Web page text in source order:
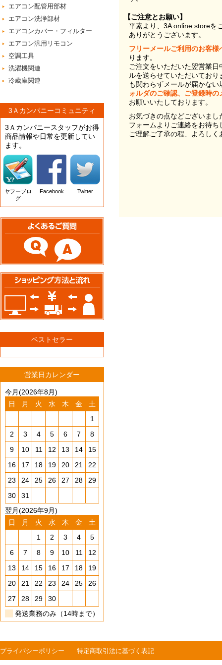
エアコン配管用部材
エアコン洗浄部材
エアコンカバー・フィルター
エアコン汎用リモコン
空調工具
洗濯機関連
冷蔵庫関連
3Ａカンパニーコミュニティ
3Ａカンパニースタッフがお得
商品情報や日常を更新してい
ます。
ヤフーブロ
グ
Facebook Twitter
ベストセラー
営業日カレンダー
今月(2026年8月)
日
月 火 水 木 金
土
1
2
3 4 5 6 7
8
9
10 11 12 13 14
15
16
17 18 19 20 21
22
23
24 25 26 27 28
29
30
31
翌月(2026年9月)
日
月 火 水 木 金
土
1
2 3 4
5
6
7 8 9 10 11
12
13
14 15 16 17 18
19
20
21 22 23 24 25
26
27
28 29
30
発送業務のみ（14時まで）
【ご注意とお願い】
平素より、3A online storeを
ありがとうございます。
フリーメールご利用のお客様
ります。
ご注文をいただいた翌営業
ルを送らせていただいてお
も関わらずメールが届かない
ォルダのご確認、ご登録時
お願いいたしております。
お気づきの点などございま
フォームよりご連絡をお待ち
ご理解ご了承の程、よろし
プライバシーポリシー 特定商取引法に基づく表記